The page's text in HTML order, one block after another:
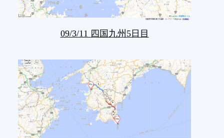
09/3/11 四国九州5日目